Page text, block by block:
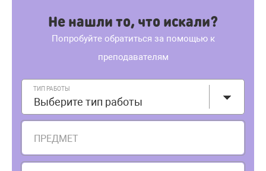
Не нашли то, что искали?
Попробуйте обратиться за помощью к
преподавателям
ТИП РАБОТЫ
Выберите тип работы
ПРЕДМЕТ